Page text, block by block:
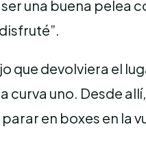
ser una buena pelea
que devolviera el
curva uno. Desde
en boxes en la